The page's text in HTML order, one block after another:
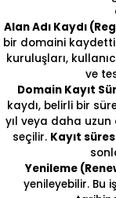
Alan Adı Kaydı
bir domaini
kuruluşları,
ve
Domain Kayıt
kaydı, belirli bir
yıl veya daha
seçilir. Kayıt
Yenileme
yenileyebilir. Bu